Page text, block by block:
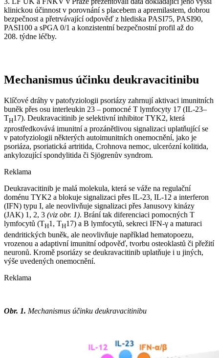
klinickou účinnost v porovnání s placebem a apremilastem, dobrou
bezpečnost a přetrvávající odpověď z hlediska PASI75, PASI90,
PASI100 a sPGA 0/1 a konzistentní bezpečnostní profil až do
208. týdne léčby.
Mechanismus účinku deukravacitinibu
Klíčové dráhy v patofyziologii psoriázy zahrnují aktivaci imunitních
buněk přes osu interleukin 23 –⁠ pomocné T lymfocyty 17 (IL-23–
TH17). Deukravacitinib je selektivní inhibitor TYK2, která
zprostředkovává imunitní a prozánětlivou signalizaci uplatňující se
v patofyziologii některých autoimunitních onemocnění, jako je
psoriáza, psoriatická artritida, Crohnova nemoc, ulcerózní kolitida,
ankylozující spondylitida či Sjögrenův syndrom.
Reklama
Deukravacitinib je malá molekula, která se váže na regulační
doménu TYK2 a blokuje signalizaci přes IL-23, IL-12 a interferon
(IFN) typu I, ale neovlivňuje signalizaci přes Janusovy kinázy
(JAK) 1, 2, 3 (viz obr. 1). Brání tak diferenciaci pomocných T
lymfocytů (TH1, TH17) a B lymfocytů, sekreci IFN-γ a maturaci
dendritických buněk, ale neovlivňuje například hematopoezu,
vrozenou a adaptivní imunitní odpověď, tvorbu osteoklastů či přežití
neuronů. Kromě psoriázy se deukravacitinib uplatňuje i u jiných,
výše uvedených onemocnění.
Reklama
Obr. 1. Mechanismus účinku deukravacitinibu